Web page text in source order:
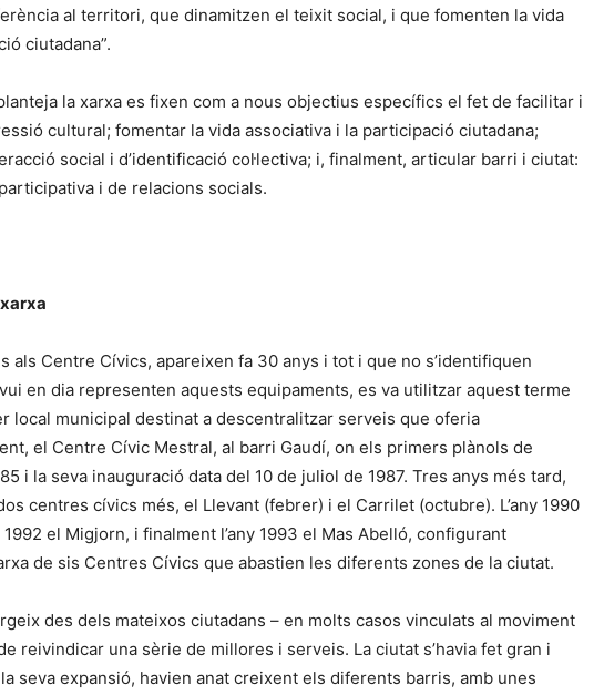
al territori, que dinamitzen el teixit social, i que fomenten la vida
ciutadana”.
la xarxa es fixen com a nous objectius específics el fet de facilitar i
cultural; fomentar la vida associativa i la participació ciutadana;
social i d’identificació col·lectiva; i, finalment, articular barri i ciutat:
i de relacions socials.
als Centre Cívics, apareixen fa 30 anys i tot i que no s’identifiquen
en dia representen aquests equipaments, es va utilitzar aquest terme
local municipal destinat a descentralitzar serveis que oferia
el Centre Cívic Mestral, al barri Gaudí, on els primers plànols de
i la seva inauguració data del 10 de juliol de 1987. Tres anys més tard,
centres cívics més, el Llevant (febrer) i el Carrilet (octubre). L’any 1990
1992 el Migjorn, i finalment l’any 1993 el Mas Abelló, configurant
de sis Centres Cívics que abastien les diferents zones de la ciutat.
des dels mateixos ciutadans – en molts casos vinculats al moviment
reivindicar una sèrie de millores i serveis. La ciutat s’havia fet gran i
seva expansió, havien anat creixent els diferents barris, amb unes